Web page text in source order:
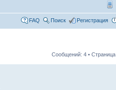
FAQ Поиск Регистрация
Сообщений: 4 • Страница